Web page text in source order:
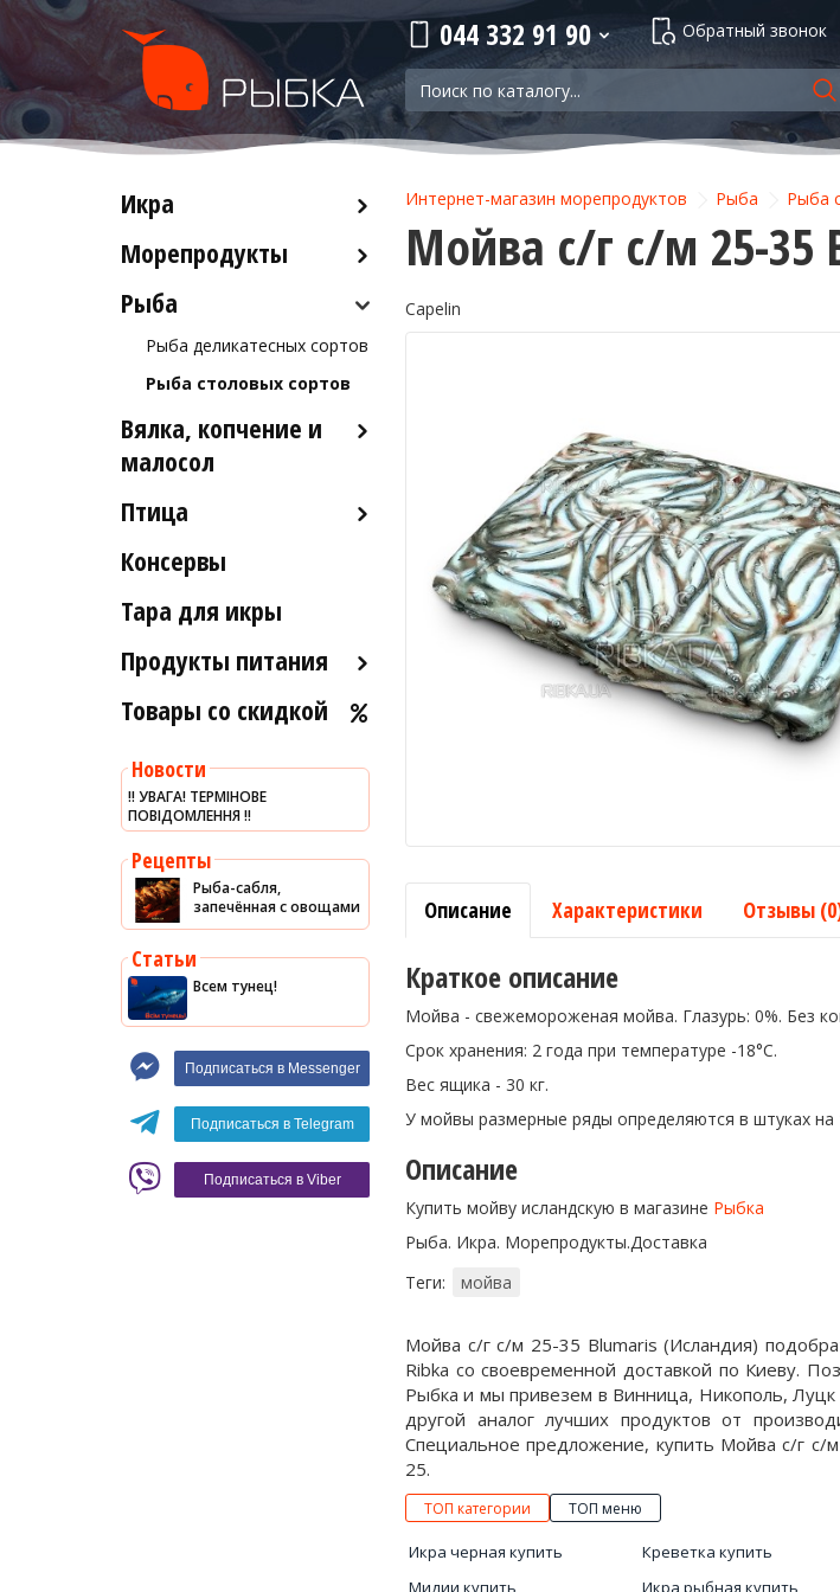
044 332 91 90 Обратный звонок
Икра
Красная икра
Морепродукты
Кальмары
Осьминоги
Крабы
Лобстеры / Омары
Морской коктейль
Морские ежи
Улитки
Устрицы
Рыба
Рыба деликатесных сортов
Рыба столовых сортов
Вялка, копчение и
малосол
Икра вяленая
Рыба слабосоленая
Рыба холодного и
Птица
Индейка
Консервы
Тара для икры
Продукты питания
Оливковое масло
Уксус
Сыры
Соусы
Сладости
Рис
Оливки
Мясные изделия
Вино
Белое вино
Красное вино
Кофе
Blaser
Товары со скидкой
Новости
‼️ УВАГА! ТЕРМІНОВЕ
ПОВІДОМЛЕННЯ ‼️
Рецепты
Рыба-сабля,
запечённая с овощами
Статьи
Всем тунец!
Подписаться в Messenger
Подписаться в Telegram
Подписаться в Viber
Интернет-магазин морепродуктов Рыба Рыба
Мойва с/г с/м 25-35
Capelin
Описание Характеристики Отзывы
Краткое описание
Мойва - свежемороженая мойва. Глазурь: 0%. Без
Срок хранения: 2 года при температуре -18°C.
Вес ящика - 30 кг.
У мойвы размерные ряды определяются в штуках на
Описание
Купить мойву исландскую в магазине Рыбка
Рыба. Икра. Морепродукты.Доставка
Теги:
мойва
Мойва с/г с/м 25-35 Blumaris (Исландия)
Ribka со своевременной доставкой по Киеву.
Рыбка и мы привезем в Винница, Никополь,
другой аналог лучших продуктов от
Специальное предложение, купить Мойва с/г с/
25.
ТОП категории ТОП меню
Икра черная купить
Мидии купить
Креветка купить
Икра рыбная купить